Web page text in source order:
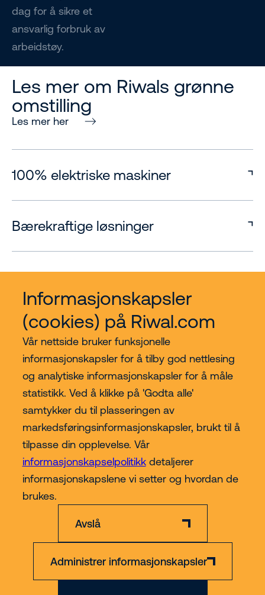
Informasjonskapsler
(cookies) på Riwal.com
Vår nettside bruker funksjonelle
informasjonskapsler for å tilby god nettlesing
og analytiske informasjonskapsler for å måle
statistikk. Ved å klikke på 'Godta alle'
samtykker du til plasseringen av
markedsføringsinformasjonskapsler, brukt til å
tilpasse din opplevelse. Vår
informasjonskapselpolitikkdetaljerer
informasjonskapslene vi setter og hvordan de
brukes.
Avslå
Administrer informasjonskapsler
dag for å sikre et
ansvarlig forbruk av
arbeidstøy.
Les mer om Riwals grønne
omstilling
Les mer her
100% elektriske maskiner
Bærekraftige løsninger
Bærekraftige initiativer
Kjøp hos Riwal Norge
Contact
Mer
AnsvarsfraskrivelsePersonvern- og informasjonskapslerOrg nr 891 223 862